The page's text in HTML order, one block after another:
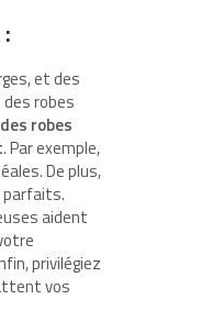
et des
robes
robes
. Par exemple,
De plus,
parfaits.
aident
privilégiez
vos